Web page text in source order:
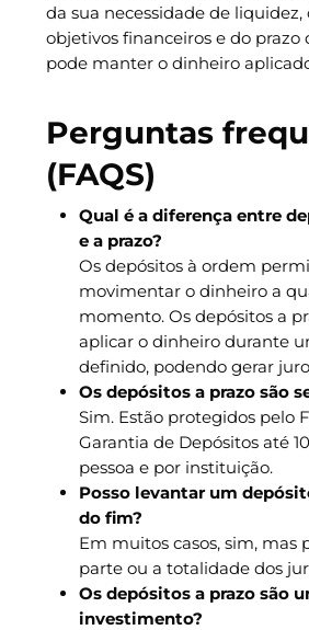
da sua necessidade de liquidez,
objetivos financeiros e do prazo
pode manter o dinheiro
Perguntas
(FAQS)
Qual é a diferença entre
e a prazo?
Os depósitos à ordem
movimentar o dinheiro a
momento. Os depósitos a
aplicar o dinheiro durante
definido, podendo gerar
Os depósitos a prazo são
Sim. Estão protegidos pelo
Garantia de Depósitos até
pessoa e por instituição.
Posso levantar um
do fim?
Em muitos casos, sim, mas
parte ou a totalidade dos
Os depósitos a prazo são
investimento?